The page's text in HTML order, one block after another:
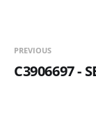
PREVIOUS
C3906697 -